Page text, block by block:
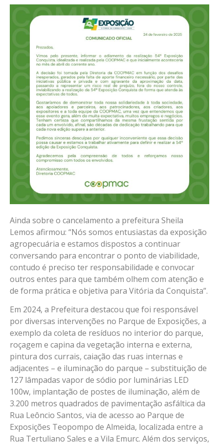
Ainda sobre o cancelamento a prefeitura Sheila
Lemos afirmou: “Nós somos entusiastas da exposição
agropecuária e estamos dispostos a continuar
conversando para encontrar o ponto de viabilidade,
contudo é preciso ter responsabilidade e convocar
outros entes para que também olhem com atenção e
de forma prática e objetiva para Vitória da Conquista”.
Em 2024, a Prefeitura destacou que foi responsável
por diversas intervenções no Parque de Exposições, a
exemplo da coleta de resíduos no interior do parque,
roçagem e capina da vegetação interna e externa,
pintura dos currais, caiação das ruas internas e
adjacentes – e iluminação do parque – substituição de
127 lâmpadas vapor de sódio por luminárias LED
100w, implantação de postes de iluminação, além de
3.200 metros quadrados de pavimentação asfáltica da
Rua Leôncio Santos, via de acesso ao Parque de
Exposições Teopompo de Almeida, localizada entre a
Rua Tertuliano Sales e a Vila Emurc. Além dos serviços,